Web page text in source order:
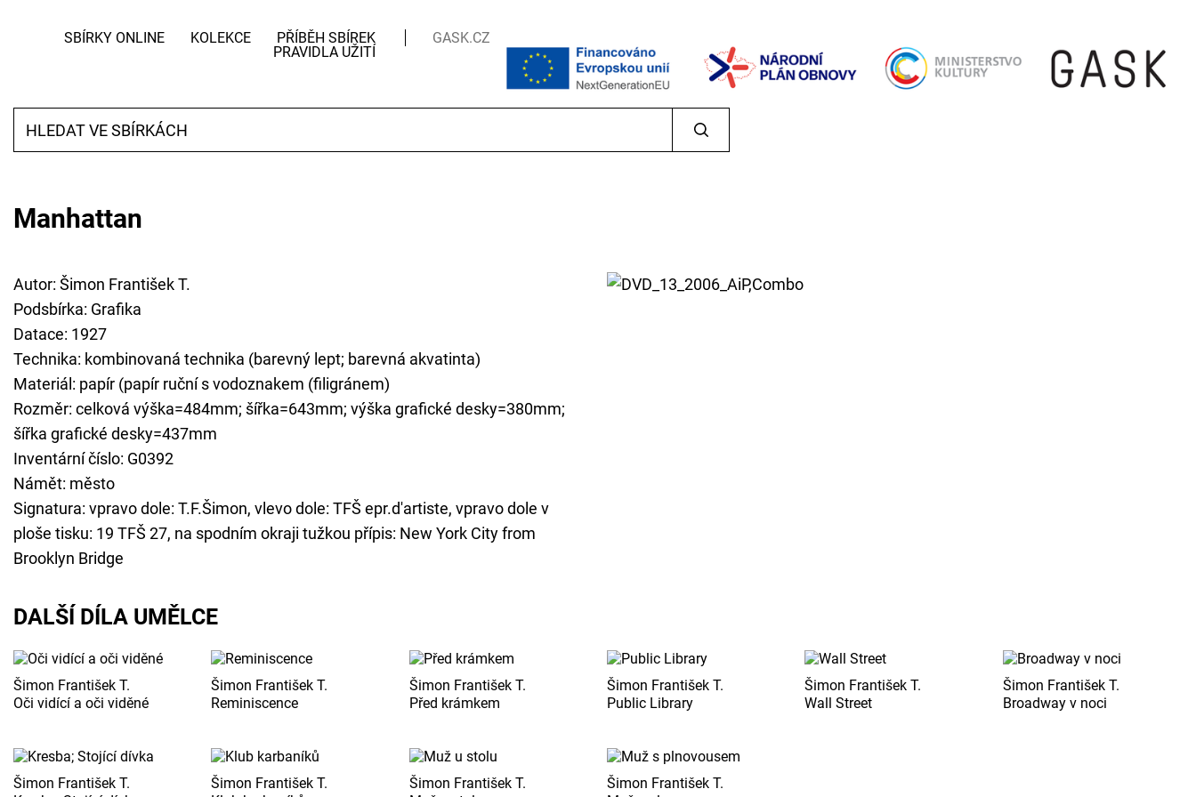
SBÍRKY ONLINE KOLEKCE
PŘÍBĚH SBÍREK
PRAVIDLA UŽITÍ
GASK.CZ
Manhattan
Autor: Šimon František T.
Podsbírka: Grafika
Datace: 1927
Technika: kombinovaná technika (barevný lept; barevná akvatinta)
Materiál: papír (papír ruční s vodoznakem (filigránem)
Rozměr: celková výška=484mm; šířka=643mm; výška grafické desky=380mm;
šířka grafické desky=437mm
Inventární číslo: G0392
Námět: město
Signatura: vpravo dole: T.F.Šimon, vlevo dole: TFŠ epr.d'artiste, vpravo dole v
ploše tisku: 19 TFŠ 27, na spodním okraji tužkou přípis: New York City from
Brooklyn Bridge
DALŠÍ DÍLA UMĚLCE
Šimon František T.
Oči vidící a oči viděné
Šimon František T.
Reminiscence
Šimon František T.
Před krámkem
Šimon František T.
Public Library
Šimon František T.
Wall Street
Šimon František T.
Broadway v noci
Šimon František T.
Šimon František T.
Šimon František T.
Šimon František T.